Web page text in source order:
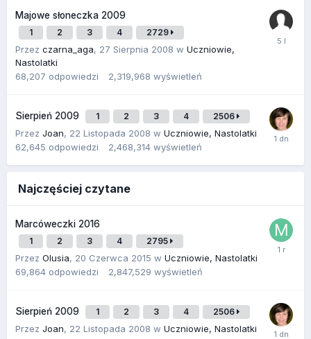
Majowe słoneczka 2009
1 2 3 4 2729
Przez czarna_aga, 27 Sierpnia 2008 w Uczniowie,
Nastolatki
68,207 odpowiedzi 2,319,968 wyświetleń
Sierpień 2009 1 2 3 4 2506
Przez Joan, 22 Listopada 2008 w Uczniowie, Nastolatki
62,645 odpowiedzi 2,468,314 wyświetleń
Najczęściej czytane
Marcóweczki 2016
1 2 3 4 2795
Przez Olusia, 20 Czerwca 2015 w Uczniowie, Nastolatki
69,864 odpowiedzi 2,847,529 wyświetleń
Sierpień 2009 1 2 3 4 2506
Przez Joan, 22 Listopada 2008 w Uczniowie, Nastolatki